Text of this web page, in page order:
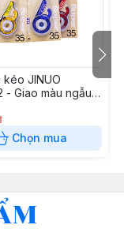
kéo JINUO
- Giao màu ngẫu
Chọn mua